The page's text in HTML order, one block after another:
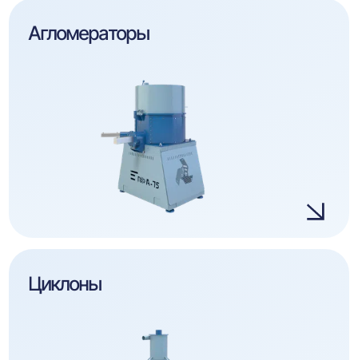
Агломераторы
Циклоны